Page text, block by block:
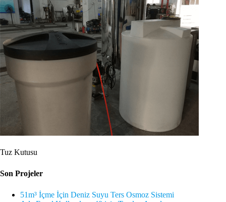
Tuz Kutusu
Son Projeler
51m³ İçme İçin Deniz Suyu Ters Osmoz Sistemi